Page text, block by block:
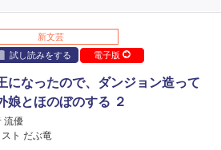
新文芸
試し読みをする
電子版
になったので、ダンジョン造って
娘とほのぼのする ２
流優
スト だぶ竜